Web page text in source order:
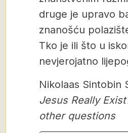
druge je upravo
znanošću
Tko je ili što u
nevjerojatno
Nikolaas Sintobin
Jesus Really
other questions